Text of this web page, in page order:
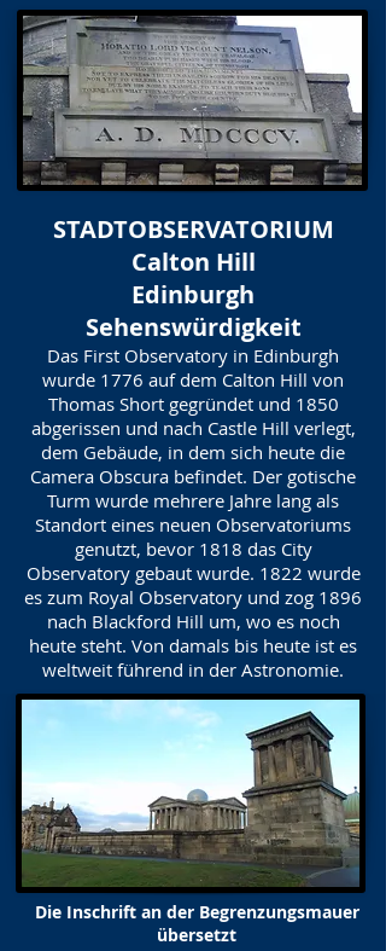
STADTOBSERVATORIUM
Calton Hill
Edinburgh
Sehenswürdigkeit
Das First Observatory in Edinburgh
wurde 1776 auf dem Calton Hill von
Thomas Short gegründet und 1850
abgerissen und nach Castle Hill verlegt,
dem Gebäude, in dem sich heute die
Camera Obscura befindet. Der gotische
Turm wurde mehrere Jahre lang als
Standort eines neuen Observatoriums
genutzt, bevor 1818 das City
Observatory gebaut wurde. 1822 wurde
es zum Royal Observatory und zog 1896
nach Blackford Hill um, wo es noch
heute steht. Von damals bis heute ist es
weltweit führend in der Astronomie.
Die Inschrift an der Begrenzungsmauer
übersetzt